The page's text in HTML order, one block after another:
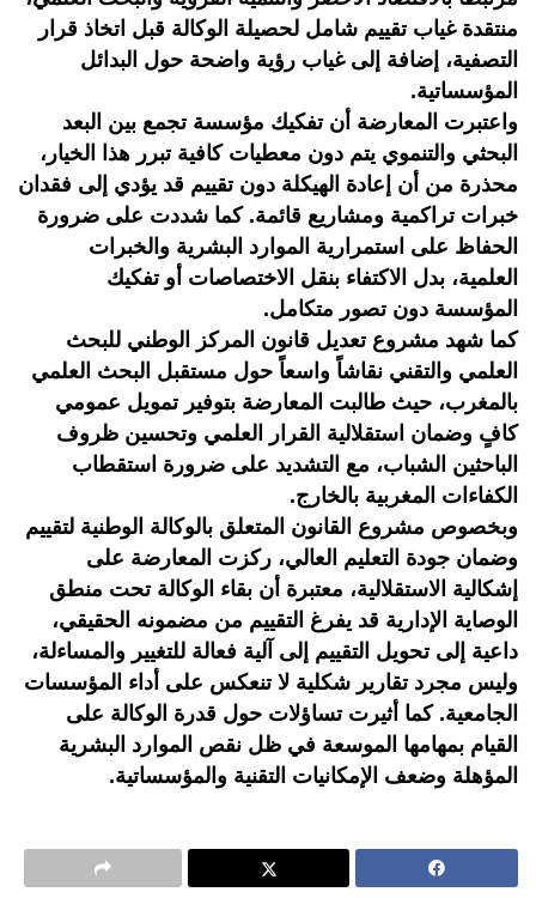
منتقدة غياب تقييم شامل لحصيلة الوكالة قبل اتخاذ قرار
التصفية، إضافة إلى غياب رؤية واضحة حول البدائل
المؤسساتية.
واعتبرت المعارضة أن تفكيك مؤسسة تجمع بين البعد
البحثي والتنموي يتم دون معطيات كافية تبرر هذا الخيار،
محذرة من أن إعادة الهيكلة دون تقييم قد يؤدي إلى فقدان
خبرات تراكمية ومشاريع قائمة. كما شددت على ضرورة
الحفاظ على استمرارية الموارد البشرية والخبرات
العلمية، بدل الاكتفاء بنقل الاختصاصات أو تفكيك
المؤسسة دون تصور متكامل.
كما شهد مشروع تعديل قانون المركز الوطني للبحث
العلمي والتقني نقاشاً واسعاً حول مستقبل البحث العلمي
بالمغرب، حيث طالبت المعارضة بتوفير تمويل عمومي
كافٍ وضمان استقلالية القرار العلمي وتحسين ظروف
الباحثين الشباب، مع التشديد على ضرورة استقطاب
الكفاءات المغربية بالخارج.
وبخصوص مشروع القانون المتعلق بالوكالة الوطنية لتقييم
وضمان جودة التعليم العالي، ركزت المعارضة على
إشكالية الاستقلالية، معتبرة أن بقاء الوكالة تحت منطق
الوصاية الإدارية قد يفرغ التقييم من مضمونه الحقيقي،
داعية إلى تحويل التقييم إلى آلية فعالة للتغيير والمساءلة،
وليس مجرد تقارير شكلية لا تنعكس على أداء المؤسسات
الجامعية. كما أثيرت تساؤلات حول قدرة الوكالة على
القيام بمهامها الموسعة في ظل نقص الموارد البشرية
المؤهلة وضعف الإمكانيات التقنية والمؤسساتية.